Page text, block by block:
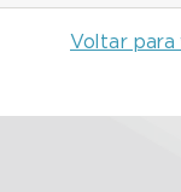
Voltar para